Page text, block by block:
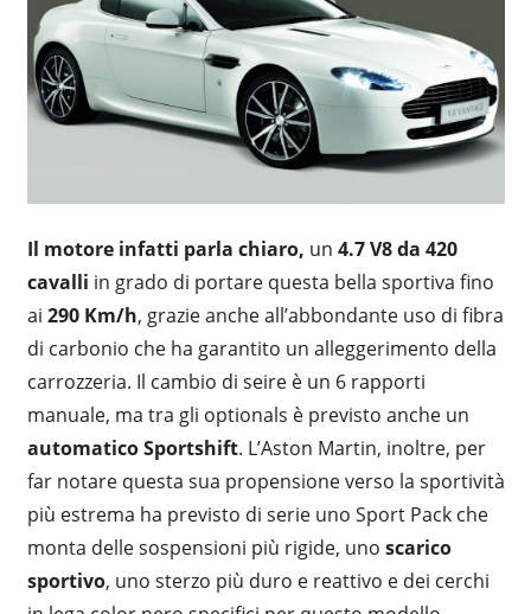
Il motore infatti parla chiaro, un 4.7 V8 da 420
cavalli in grado di portare questa bella sportiva fino
ai 290 Km/h, grazie anche all’abbondante uso di fibra
di carbonio che ha garantito un alleggerimento della
carrozzeria. Il cambio di seire è un 6 rapporti
manuale, ma tra gli optionals è previsto anche un
automatico Sportshift. L’Aston Martin, inoltre, per
far notare questa sua propensione verso la sportività
più estrema ha previsto di serie uno Sport Pack che
monta delle sospensioni più rigide, uno scarico
sportivo, uno sterzo più duro e reattivo e dei cerchi